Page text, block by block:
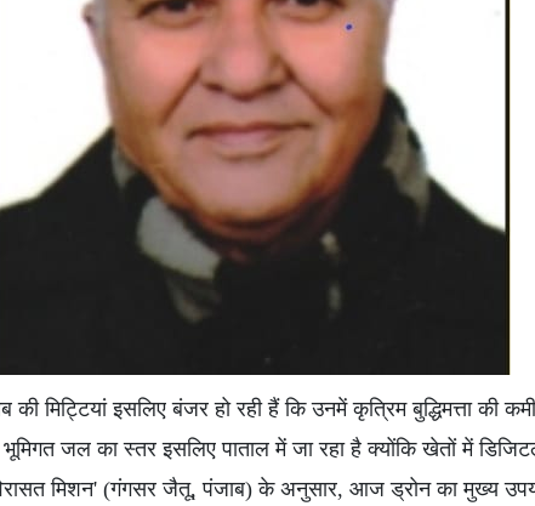
की मिट्टियां इसलिए बंजर हो रही हैं कि उनमें कृत्रिम बुद्धिमत्ता की
भूमिगत जल का स्तर इसलिए पाताल में जा रहा है क्योंकि खेतों में
मिशन' (गंगसर जैतू, पंजाब) के अनुसार, आज ड्रोन का मुख्य